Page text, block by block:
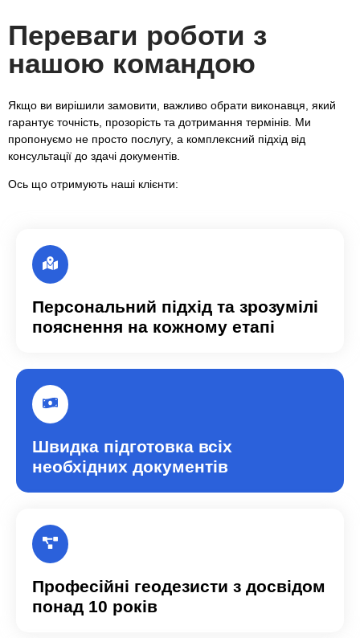
Переваги роботи з
нашою командою
Якщо ви вирішили замовити, важливо обрати виконавця, який
гарантує точність, прозорість та дотримання термінів. Ми
пропонуємо не просто послугу, а комплексний підхід від
консультації до здачі документів.
Ось що отримують наші клієнти:
Персональний підхід та зрозумілі
пояснення на кожному етапі
Швидка підготовка всіх
необхідних документів
Професійні геодезисти з досвідом
понад 10 років